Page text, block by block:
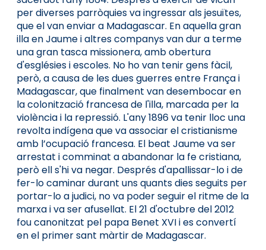
per diverses parròquies va ingressar als jesuïtes,
que el van enviar a Madagascar. En aquella gran
illa en Jaume i altres companys van dur a terme
una gran tasca missionera, amb obertura
d'esglésies i escoles. No ho van tenir gens fàcil,
però, a causa de les dues guerres entre França i
Madagascar, que finalment van desem­bocar en
la colonització francesa de l'illa, marcada per la
violència i la repressió. L'any 1896 va tenir lloc una
revolta indígena que va associar el cristianisme
amb l’ocupació francesa. El beat Jaume va ser
arrestat i comminat a abandonar la fe cristiana,
però ell s'hi va negar. Després d'apallissar-lo i de
fer-lo caminar durant uns quants dies seguits per
portar-lo a judici, no va poder seguir el ritme de la
marxa i va ser afusellat. El 21 d'octubre del 2012
fou canonitzat pel papa Benet XVI i es convertí
en el primer sant màrtir de Madagascar.